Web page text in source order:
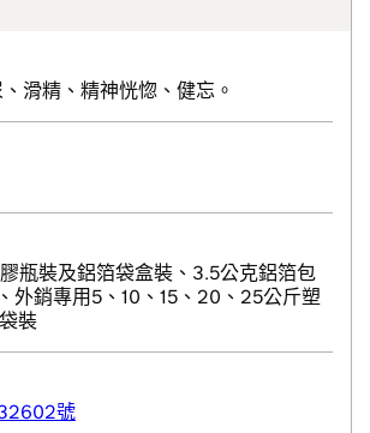
滑精、精神恍惚、健忘。
瓶裝及鋁箔袋盒裝、3.5公克鋁箔包
外銷專用5、10、15、20、25公斤塑
裝
號